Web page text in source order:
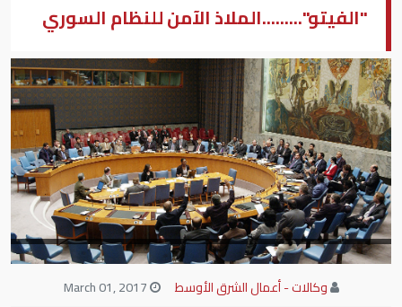
"الفيتو".........الملاذ الآمن للنظام السوري
وكالات - أعمال الشرق الأوسط